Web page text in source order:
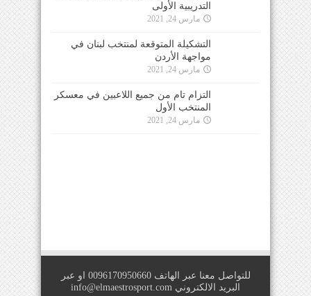
التدريبية الأولى
مارس 24, 2021
التشكيلة المتوقعة لمنتخب لبنان في
مواجهة الأردن
مارس 24, 2021
التزام تام من جميع اللاعبين في معسكر
المنتخب الأول
مارس 24, 2021
للتواصل معنا عبر الهاتف 0096170950660 او عبر
البريد الالكتروني info@elmaestrosport.com